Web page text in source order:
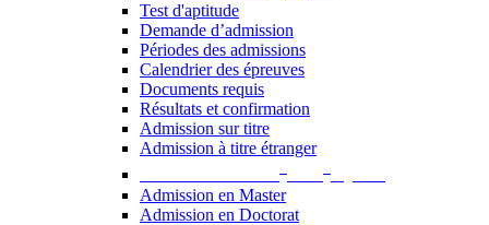
Test d'aptitude
Demande d’admission
Périodes des admissions
Calendrier des épreuves
Documents requis
Résultats et confirmation
Admission sur titre
Admission à titre étranger
Admission en Master
Admission en Doctorat